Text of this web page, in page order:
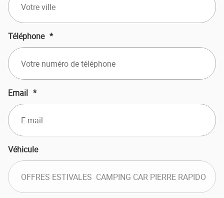
Téléphone *
Email *
Véhicule